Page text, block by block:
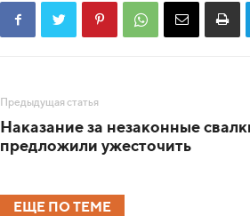
Предыдущая статья
Наказание за незаконные
предложили ужесточить
ЕЩЕ ПО ТЕМЕ